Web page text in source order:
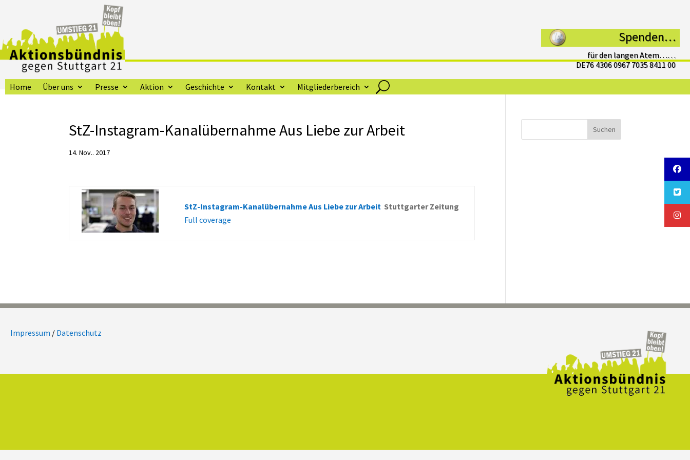
Spenden…
für den langen Atem……
DE76 4306 0967 7035 8411 00
Home Über uns Presse Aktion Geschichte Kontakt Mitgliederbereich
StZ-Instagram-Kanalübernahme Aus Liebe zur Arbeit
14. Nov.. 2017
StZ-Instagram-Kanalübernahme Aus Liebe zur Arbeit Stuttgarter Zeitung
Full coverage
Suchen
Impressum / Datenschutz